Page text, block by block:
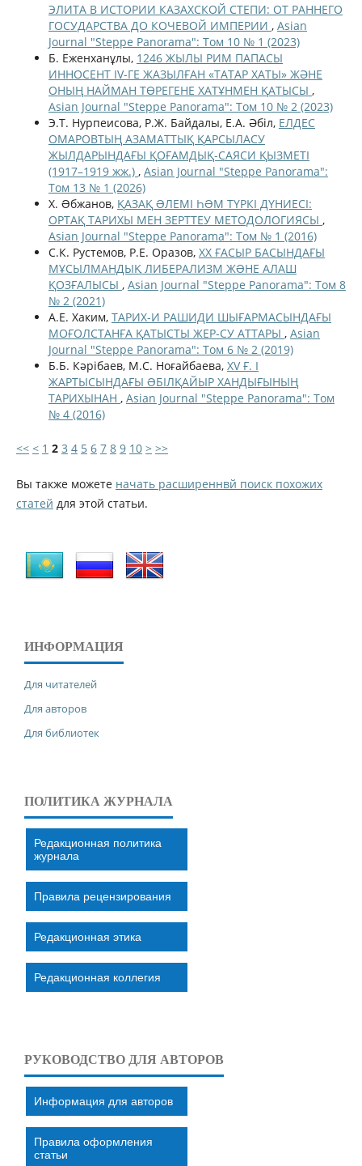
ЭЛИТА В ИСТОРИИ КАЗАХСКОЙ СТЕПИ: ОТ РАННЕГО
ГОСУДАРСТВА ДО КОЧЕВОЙ ИМПЕРИИ , Asian
Journal "Steppe Panorama": Том 10 № 1 (2023)
Б. Еженханұлы, 1246 ЖЫЛЫ РИМ ПАПАСЫ
ИННОСЕНТ IV-ГЕ ЖАЗЫЛҒАН «ТАТАР ХАТЫ» ЖӘНЕ
ОНЫҢ НАЙМАН ТӨРЕГЕНЕ ХАТҰНМЕН ҚАТЫСЫ ,
Asian Journal "Steppe Panorama": Том 10 № 2 (2023)
Э.Т. Нурпеисова, Р.Ж. Байдалы, Е.А. Әбіл, ЕЛДЕС
ОМАРОВТЫҢ АЗАМАТТЫҚ ҚАРСЫЛАСУ
ЖЫЛДАРЫНДАҒЫ ҚОҒАМДЫҚ-САЯСИ ҚЫЗМЕТІ
(1917–1919 жж.) , Asian Journal "Steppe Panorama":
Том 13 № 1 (2026)
Х. Əбжанов, ҚАЗАҚ ƏЛЕМІ ҺƏМ ТҮРКІ ДҮНИЕСІ:
ОРТАҚ ТАРИХЫ МЕН ЗЕРТТЕУ МЕТОДОЛОГИЯСЫ ,
Asian Journal "Steppe Panorama": Том № 1 (2016)
С.К. Рустемов, Р.Е. Оразов, ХХ ҒАСЫР БАСЫНДАҒЫ
МҰСЫЛМАНДЫҚ ЛИБЕРАЛИЗМ ЖƏНЕ АЛАШ
ҚОЗҒАЛЫСЫ , Asian Journal "Steppe Panorama": Том 8
№ 2 (2021)
А.Е. Хаким, ТАРИХ-И РАШИДИ ШЫҒАРМАСЫНДАҒЫ
МОҒОЛСТАНҒА ҚАТЫСТЫ ЖЕР-СУ АТТАРЫ , Asian
Journal "Steppe Panorama": Том 6 № 2 (2019)
Б.Б. Кәрібаев, М.С. Ноғайбаева, XV Ғ. I
ЖАРТЫСЫНДАҒЫ ƏБІЛҚАЙЫР ХАНДЫҒЫНЫҢ
ТАРИХЫНАН , Asian Journal "Steppe Panorama": Том
№ 4 (2016)
<< < 1 2 3 4 5 6 7 8 9 10 > >>
Вы также можете начать расширеннвй поиск похожих
статей для этой статьи.
ИНФОРМАЦИЯ
Для читателей
Для авторов
Для библиотек
ПОЛИТИКА ЖУРНАЛА
Редакционная политика
журнала
Правила рецензирования
Редакционная этика
Редакционная коллегия
РУКОВОДСТВО ДЛЯ АВТОРОВ
Информация для авторов
Правила оформления
статьи